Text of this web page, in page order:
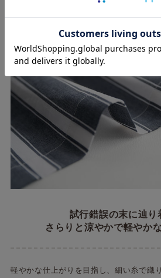
試行錯誤の末に辿り
さらりと涼やかで軽やか
軽やかな仕上がりを目指し、細い糸で織